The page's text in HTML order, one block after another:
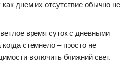
как днем их отсутствие обычно не
время суток с дневными
стемнело – просто не
включить ближний свет.